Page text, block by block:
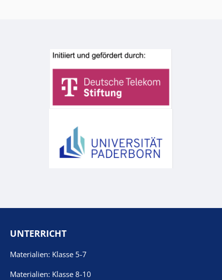
UNTERRICHT
Materialien: Klasse 5-7
Materialien: Klasse 8-10